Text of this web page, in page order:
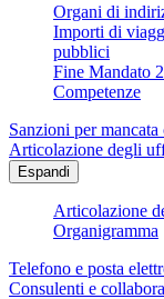
Organi di
Importi di
pubblici
Fine Mandato
Competenze
Sanzioni per
Articolazione degli
Espandi
Articolazione
Organigramma
Telefono e posta
Consulenti e